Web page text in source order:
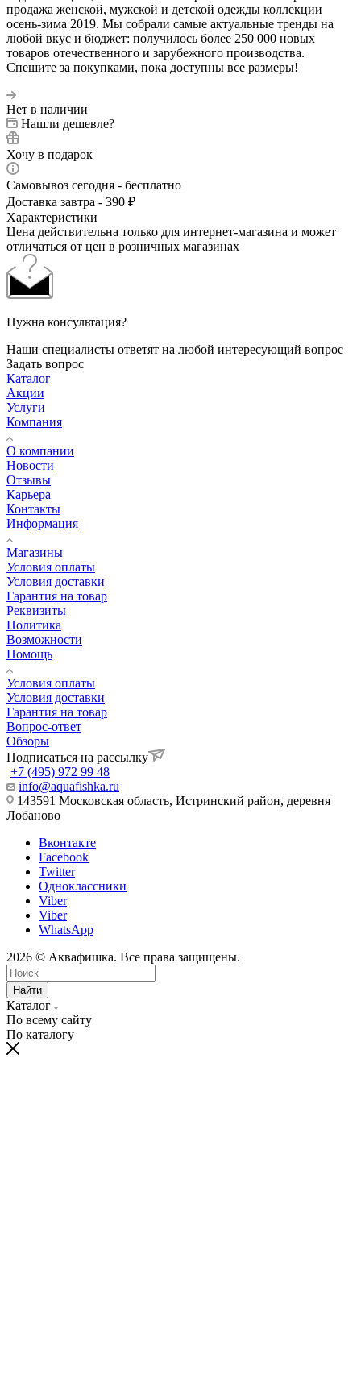
продажа женской, мужской и детской одежды коллекции
осень-зима 2019. Мы собрали самые актуальные тренды на
любой вкус и бюджет: получилось более 250 000 новых
товаров отечественного и зарубежного производства.
Спешите за покупками, пока доступны все размеры!
Нет в наличии
Нашли дешевле?
Хочу в подарок
Самовывоз сегодня - бесплатно
Доставка завтра - 390 ₽
Характеристики
Цена действительна только для интернет-магазина и может
отличаться от цен в розничных магазинах
Нужна консультация?
Наши специалисты ответят на любой интересующий вопрос
Задать вопрос
Каталог
Акции
Услуги
Компания
О компании
Новости
Отзывы
Карьера
Контакты
Информация
Магазины
Условия оплаты
Условия доставки
Гарантия на товар
Реквизиты
Политика
Возможности
Помощь
Условия оплаты
Условия доставки
Гарантия на товар
Вопрос-ответ
Обзоры
Подписаться на рассылку
+7 (495) 972 99 48
info@aquafishka.ru
143591 Московская область, Истринский район, деревня
Лобаново
Вконтакте
Facebook
Twitter
Одноклассники
Viber
Viber
WhatsApp
2026 © Аквафишка. Все права защищены.
Найти
Каталог
По всему сайту
По каталогу